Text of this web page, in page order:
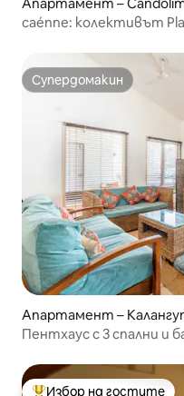
caénne: колективът
Супердомакин
Супердомакин
Апартамент –
Пентхаус с 3 спални и
Избор на гостите